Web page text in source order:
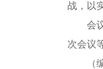
战，以
会
次会议
（